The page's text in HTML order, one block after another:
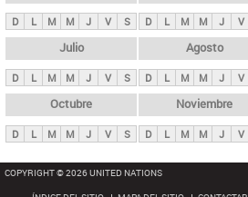
i
p
a
l
s
D L M M J V S D L M M J V
Julio
D L M M J V S
Agosto
D L M M J V
Octubre
D L M M J V S
Noviembre
D L M M J V
COPYRIGHT © 2026 UNITED NATIONS